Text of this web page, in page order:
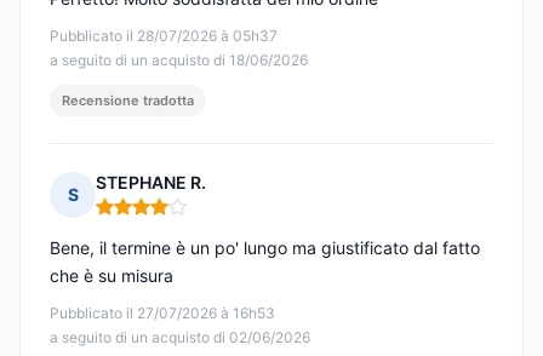
Pubblicato il 28/07/2026 à 05h37
a seguito di un acquisto di 18/06/2026
Recensione tradotta
S
STEPHANE R.
Nota: 4 su 5
Pubblicato il 27/07/2026 à 16h53
a seguito di un acquisto di 02/06/2026
Bene, il termine è un po' lungo ma giustificato dal fatto
che è su misura